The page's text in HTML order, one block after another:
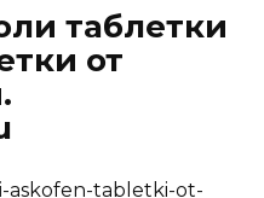
таблетки
от